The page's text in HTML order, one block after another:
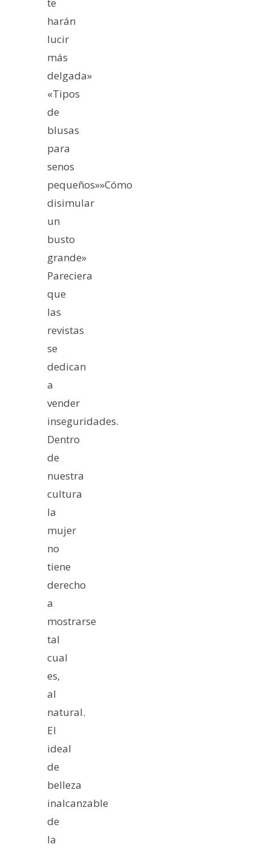
te
harán
lucir
más
delgada»
«Tipos
de
blusas
para
senos
pequeños»»Cómo
disimular
un
busto
grande»
Pareciera
que
las
revistas
se
dedican
a
vender
inseguridades.
Dentro
de
nuestra
cultura
la
mujer
no
tiene
derecho
a
mostrarse
tal
cual
es,
al
natural.
El
ideal
de
belleza
inalcanzable
de
la